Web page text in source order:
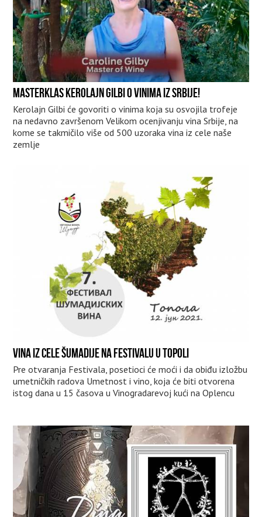
MASTERKLAS KEROLAJN GILBI O VINIMA IZ SRBIJE!
Kerolajn Gilbi će govoriti o vinima koja su osvojila trofeje
na nedavno završenom Velikom ocenjivanju vina Srbije, na
kome se takmičilo više od 500 uzoraka vina iz cele naše
zemlje
VINA IZ CELE ŠUMADIJE NA FESTIVALU U TOPOLI
Pre otvaranja Festivala, posetioci će moći i da obiđu izložbu
umetničkih radova Umetnost i vino, koja će biti otvorena
istog dana u 15 časova u Vinogradarevoj kući na Oplencu